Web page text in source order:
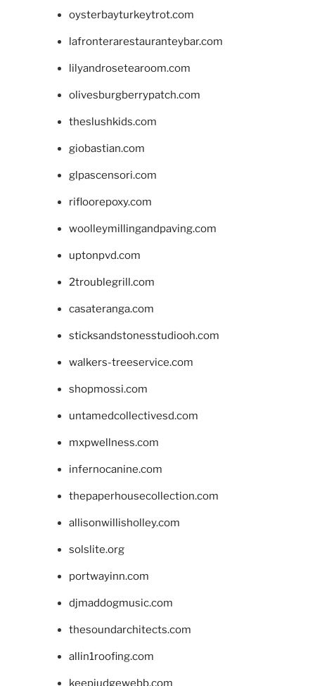
oysterbayturkeytrot.com
lafronterarestauranteybar.com
lilyandrosetearoom.com
olivesburgberrypatch.com
theslushkids.com
giobastian.com
glpascensori.com
rifloorepoxy.com
woolleymillingandpaving.com
uptonpvd.com
2troublegrill.com
casateranga.com
sticksandstonesstudiooh.com
walkers-treeservice.com
shopmossi.com
untamedcollectivesd.com
mxpwellness.com
infernocanine.com
thepaperhousecollection.com
allisonwillisholley.com
solslite.org
portwayinn.com
djmaddogmusic.com
thesoundarchitects.com
allin1roofing.com
keepjudgewebb.com